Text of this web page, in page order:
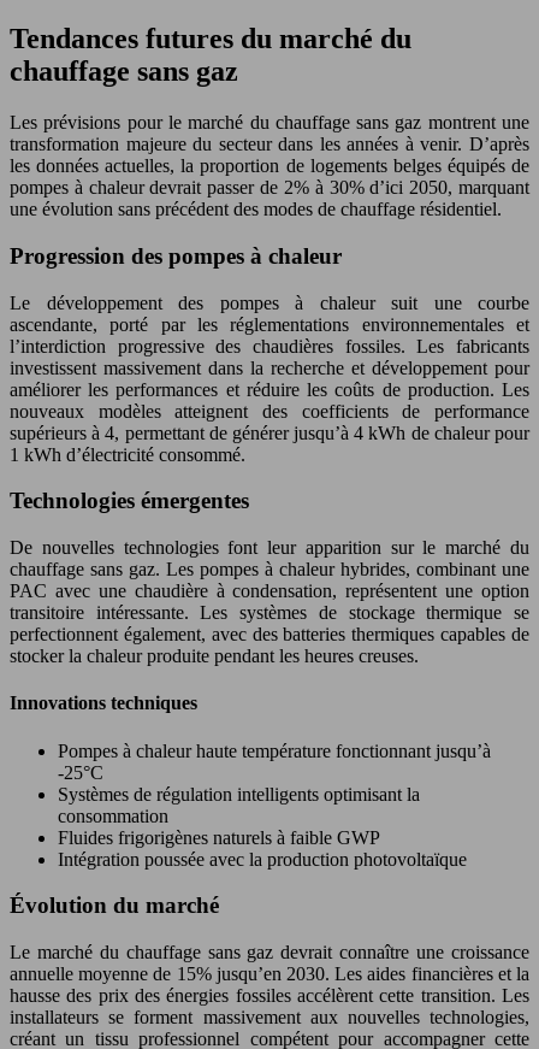
Tendances futures du marché du
chauffage sans gaz
Les prévisions pour le marché du chauffage sans gaz montrent une
transformation majeure du secteur dans les années à venir. D’après
les données actuelles, la proportion de logements belges équipés de
pompes à chaleur devrait passer de 2% à 30% d’ici 2050, marquant
une évolution sans précédent des modes de chauffage résidentiel.
Progression des pompes à chaleur
Le développement des pompes à chaleur suit une courbe
ascendante, porté par les réglementations environnementales et
l’interdiction progressive des chaudières fossiles. Les fabricants
investissent massivement dans la recherche et développement pour
améliorer les performances et réduire les coûts de production. Les
nouveaux modèles atteignent des coefficients de performance
supérieurs à 4, permettant de générer jusqu’à 4 kWh de chaleur pour
1 kWh d’électricité consommé.
Technologies émergentes
De nouvelles technologies font leur apparition sur le marché du
chauffage sans gaz. Les pompes à chaleur hybrides, combinant une
PAC avec une chaudière à condensation, représentent une option
transitoire intéressante. Les systèmes de stockage thermique se
perfectionnent également, avec des batteries thermiques capables de
stocker la chaleur produite pendant les heures creuses.
Innovations techniques
Pompes à chaleur haute température fonctionnant jusqu’à
-25°C
Systèmes de régulation intelligents optimisant la
consommation
Fluides frigorigènes naturels à faible GWP
Intégration poussée avec la production photovoltaïque
Évolution du marché
Le marché du chauffage sans gaz devrait connaître une croissance
annuelle moyenne de 15% jusqu’en 2030. Les aides financières et la
hausse des prix des énergies fossiles accélèrent cette transition. Les
installateurs se forment massivement aux nouvelles technologies,
créant un tissu professionnel compétent pour accompagner cette